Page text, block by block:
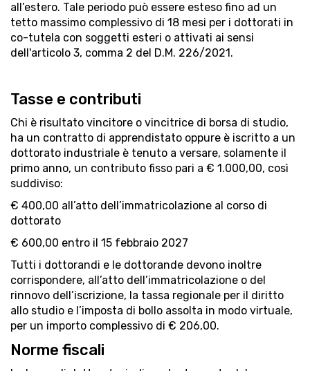
all’estero. Tale periodo può essere esteso fino ad un
tetto massimo complessivo di 18 mesi per i dottorati in
co-tutela con soggetti esteri o attivati ai sensi
dell'articolo 3, comma 2 del D.M. 226/2021.
Tasse e contributi
Chi è risultato vincitore o vincitrice di borsa di studio,
ha un contratto di apprendistato oppure è iscritto a un
dottorato industriale è tenuto a versare, solamente il
primo anno, un contributo fisso pari a € 1.000,00, così
suddiviso:
€ 400,00 all’atto dell’immatricolazione al corso di
dottorato
€ 600,00 entro il 15 febbraio 2027
Tutti i dottorandi e le dottorande devono inoltre
corrispondere, all’atto dell’immatricolazione o del
rinnovo dell’iscrizione, la tassa regionale per il diritto
allo studio e l’imposta di bollo assolta in modo virtuale,
per un importo complessivo di € 206,00.
Norme fiscali